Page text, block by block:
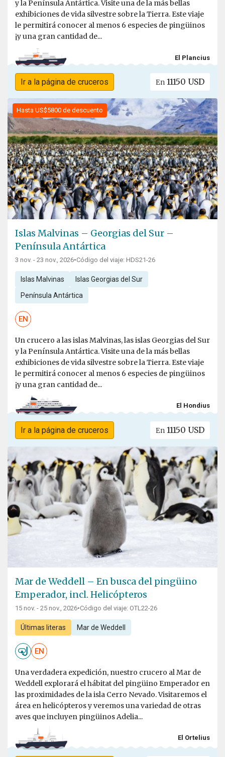
y la Península Antártica. Visite una de la más bellas
exhibiciones de vida silvestre sobre la Tierra. Este viaje
le permitirá conocer al menos 6 especies de pingüinos
¡y una gran cantidad de...
El Plancius
Ir a la página de cruceros En 11150 USD
Hasta US$5800 de descuento
Islas Malvinas – Georgias del Sur –
Península Antártica
3 nov. - 23 nov., 2026•Código del viaje: HDS21-26
Islas Malvinas Islas Georgias del Sur
Península Antártica
EN
Un crucero a las islas Malvinas, las islas Georgias del Sur
y la Península Antártica. Visite una de la más bellas
exhibiciones de vida silvestre sobre la Tierra. Este viaje
le permitirá conocer al menos 6 especies de pingüinos
¡y una gran cantidad de...
El Hondius
Ir a la página de cruceros En 11150 USD
Mar de Weddell – En busca del pingüino
Emperador, incl. Helicópteros
15 nov. - 25 nov., 2026•Código del viaje: OTL22-26
Últimas literas Mar de Weddell
EN
Una verdadera expedición, nuestro crucero al Mar de
Weddell explorará el hábitat del pingüino Emperador en
las proximidades de la isla Cerro Nevado. Visitaremos el
área en helicópteros y veremos una variedad de otras
aves que incluyen pingüinos Adelia...
El Ortelius